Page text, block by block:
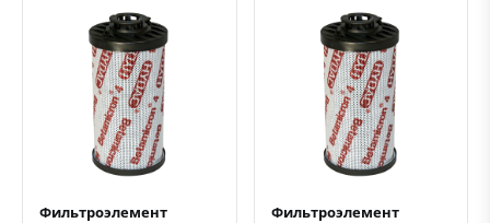
Быстрый просмотрДобавить к сравнению
Фильтроэлемент
Быстрый просмотрДобавить к сравнению
Фильтроэлемент